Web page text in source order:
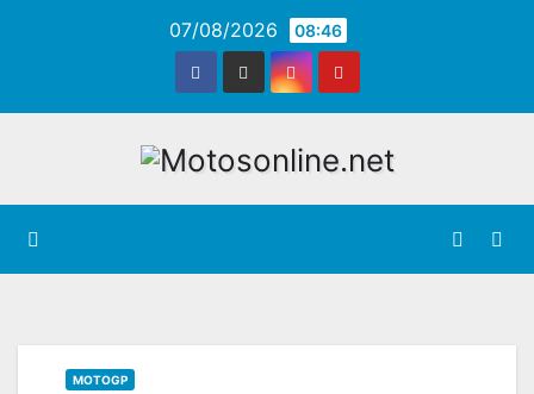
07/08/2026 08:46
MOTOGP